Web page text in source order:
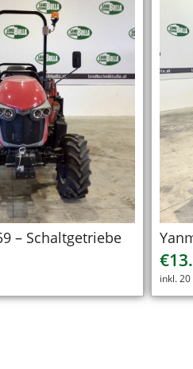
– Schaltgetriebe
€
inkl.